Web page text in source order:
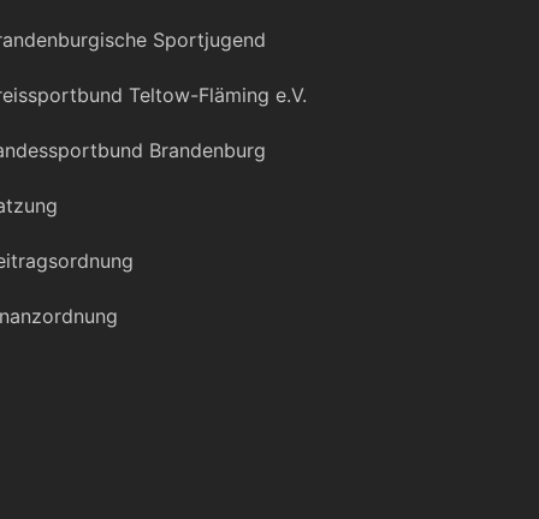
Sportjugend
Teltow-Fläming e.V.
Brandenburg